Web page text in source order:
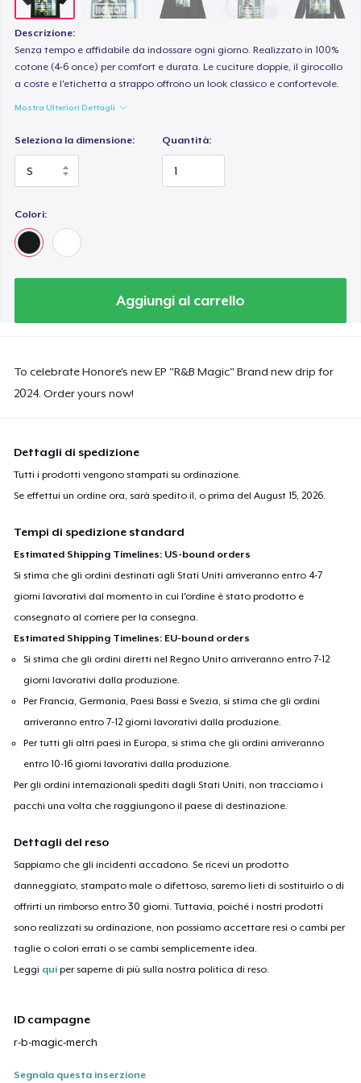
Descrizione:
Senza tempo e affidabile da indossare ogni giorno. Realizzato in 100%
cotone (4-6 once) per comfort e durata. Le cuciture doppie, il girocollo
a coste e l'etichetta a strappo offrono un look classico e confortevole.
Mostra Ulteriori Dettagli
Seleziona la dimensione: Quantità:
Colori:
Aggiungi al carrello
To celebrate Honore's new EP "R&B Magic" Brand new drip for
2024. Order yours now!
Dettagli di spedizione
Tutti i prodotti vengono stampati su ordinazione.
Se effettui un ordine ora, sarà spedito il, o prima delAugust 15, 2026.
Tempi di spedizione standard
Estimated Shipping Timelines: US-bound orders
Si stima che gli ordini destinati agli Stati Uniti arriveranno entro 4-7
giorni lavorativi dal momento in cui l'ordine è stato prodotto e
consegnato al corriere per la consegna.
Estimated Shipping Timelines: EU-bound orders
Si stima che gli ordini diretti nel Regno Unito arriveranno entro 7-12
giorni lavorativi dalla produzione.
Per Francia, Germania, Paesi Bassi e Svezia, si stima che gli ordini
arriveranno entro 7-12 giorni lavorativi dalla produzione.
Per tutti gli altri paesi in Europa, si stima che gli ordini arriveranno
entro 10-16 giorni lavorativi dalla produzione.
Per gli ordini internazionali spediti dagli Stati Uniti, non tracciamo i
pacchi una volta che raggiungono il paese di destinazione.
Dettagli del reso
Sappiamo che gli incidenti accadono. Se ricevi un prodotto
danneggiato, stampato male o difettoso, saremo lieti di sostituirlo o di
offrirti un rimborso entro 30 giorni. Tuttavia, poiché i nostri prodotti
sono realizzati su ordinazione, non possiamo accettare resi o cambi per
taglie o colori errati o se cambi semplicemente idea.
Leggi qui per saperne di più sulla nostra politica di reso.
ID campagne
r-b-magic-merch
Segnala questa inserzione